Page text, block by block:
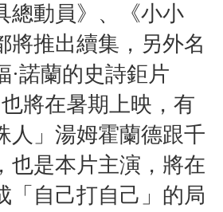
總動員》、《小小
將推出續集，另外名
·諾蘭的史詩鉅片
也將在暑期上映，有
人」湯姆霍蘭德跟千
也是本片主演，將在
「自己打自己」的局